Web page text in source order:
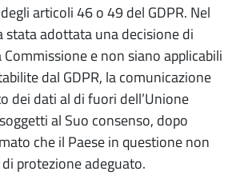
articoli 46 o 49 del GDPR. Nel
stata adottata una decisione di
e non siano applicabili
dal GDPR, la comunicazione
dei dati al di fuori dell’Unione
al Suo consenso, dopo
che il Paese in questione non
protezione adeguato.